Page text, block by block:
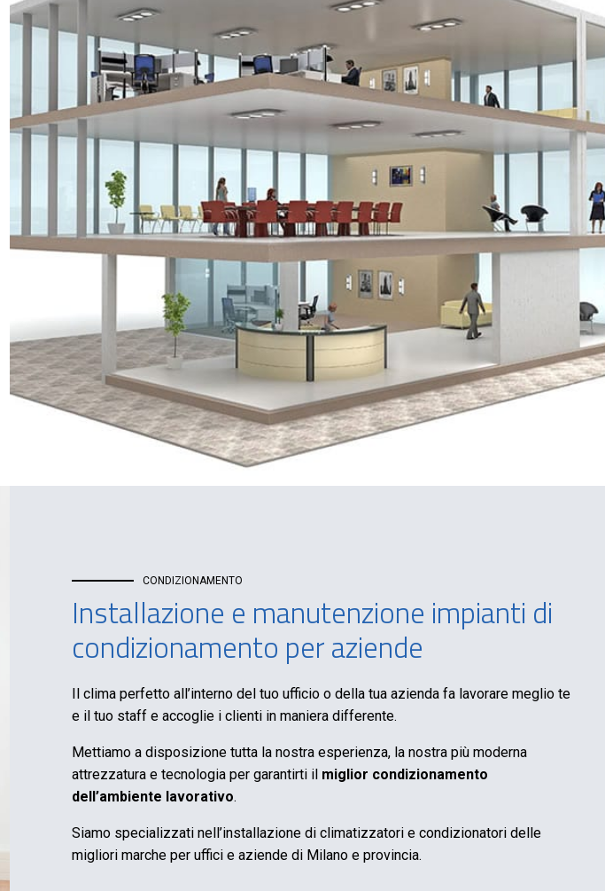
CONDIZIONAMENTO
Installazione e manutenzione impianti di
condizionamento per aziende
Il clima perfetto all’interno del tuo ufficio o della tua azienda fa lavorare meglio te
e il tuo staff e accoglie i clienti in maniera differente.
Mettiamo a disposizione tutta la nostra esperienza, la nostra più moderna
attrezzatura e tecnologia per garantirti il miglior condizionamento
dell’ambiente lavorativo.
Siamo specializzati nell’installazione di climatizzatori e condizionatori delle
migliori marche per uffici e aziende di Milano e provincia.